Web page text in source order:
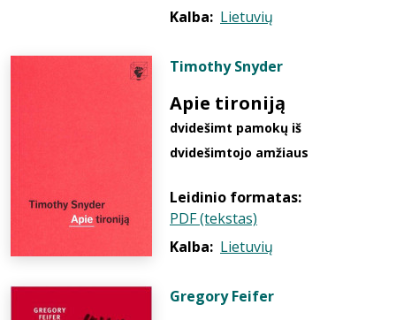
Kalba: Lietuvių
Timothy Snyder
Apie tironiją
dvidešimt pamokų iš
dvidešimtojo amžiaus
Leidinio formatas:
PDF (tekstas)
Kalba: Lietuvių
Gregory Feifer